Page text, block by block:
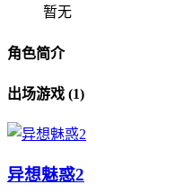
暂无
角色简介
出场游戏 (1)
异想魅惑2